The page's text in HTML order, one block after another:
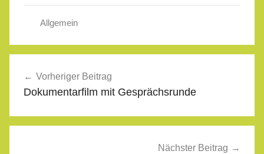
Allgemein
Vorheriger Beitrag
Dokumentarfilm mit Gesprächsrunde
Nächster Beitrag